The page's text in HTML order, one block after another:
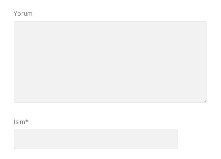
Yorum
İsim*